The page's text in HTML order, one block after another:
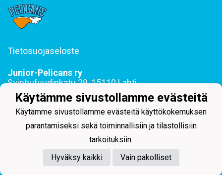
Tietosuojaseloste
Junior-Pelicans ry
Svinhufvudinkatu 29, 15110 Lahti
044 255 1975 toimisto@juniorpelicans.fi
Toimisto avoinna ma-pe klo 9-15
Powered by
Käytämme sivustollamme evästeitä
Käytämme sivustollamme evästeitä käyttökokemuksen
parantamiseksi sekä toiminnallisiin ja tilastollisiin
tarkoituksiin.
Hyväksy kaikki
Vain pakolliset